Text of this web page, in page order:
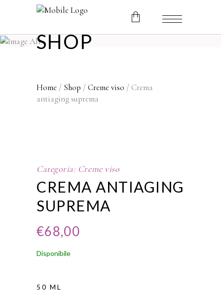
SHOP
Home / Shop /Creme viso / Crema
antiaging suprema
Categoria: Creme viso
CREMA ANTIAGING
SUPREMA
€68,00
Disponibile
50 ML